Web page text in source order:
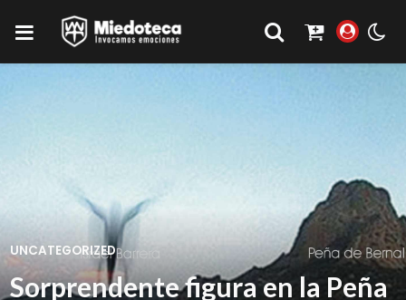
UNCATEGORIZED
Sorprendente figura en la Peña